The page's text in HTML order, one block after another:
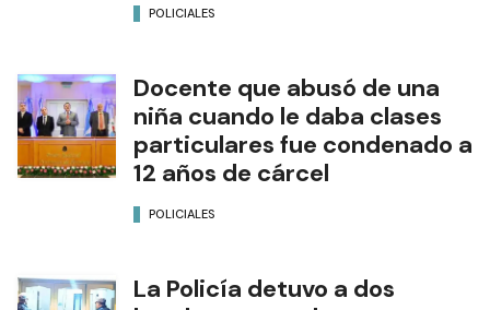
POLICIALES
Docente que abusó de una
niña cuando le daba clases
particulares fue condenado a
12 años de cárcel
POLICIALES
La Policía detuvo a dos